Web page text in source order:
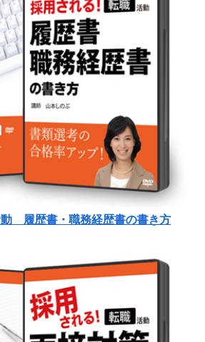
履歴書・職務経歴書の書き方